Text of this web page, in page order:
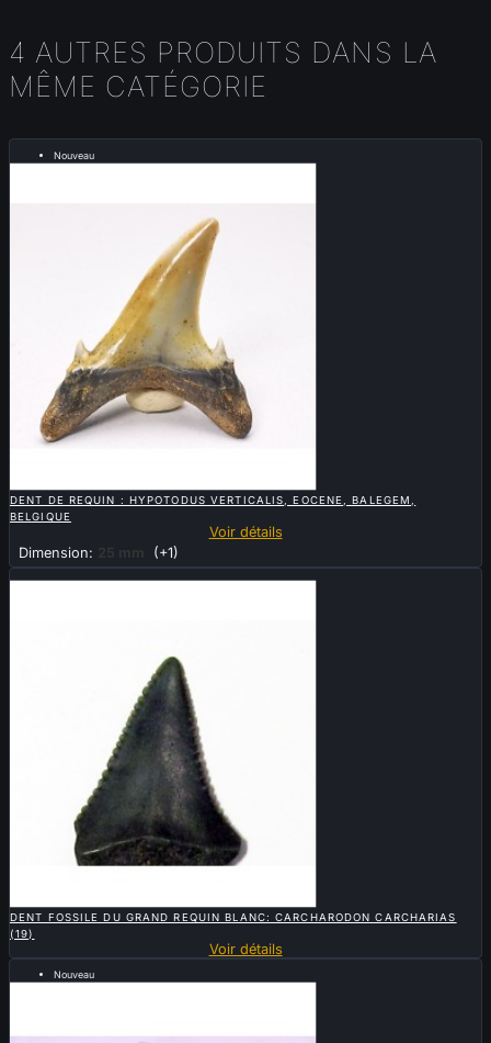
4 AUTRES PRODUITS DANS LA
MÊME CATÉGORIE
Nouveau
Vendu
DENT DE REQUIN : HYPOTODUS VERTICALIS, EOCENE, BALEGEM,
BELGIQUE
Voir détails
Dimension:
25 mm (+1)
Vendu
DENT FOSSILE DU GRAND REQUIN BLANC: CARCHARODON CARCHARIAS
(19)
Voir détails
Nouveau